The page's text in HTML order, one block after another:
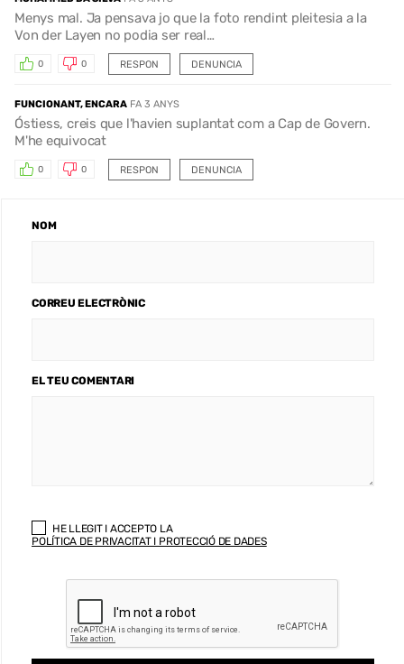
Menys mal. Ja pensava jo que la foto rendint pleitesia a la
Von der Layen no podia ser real…
RESPON
0 0 DENUNCIA
FUNCIONANT, ENCARA FA 3 ANYS
Óstiess, creis que l'havien suplantat com a Cap de Govern.
M'he equivocat
RESPON
0 0 DENUNCIA
NOM
CORREU ELECTRÒNIC
EL TEU COMENTARI
HE LLEGIT I ACCEPTO LA
POLÍTICA DE PRIVACITAT I PROTECCIÓ DE DADES